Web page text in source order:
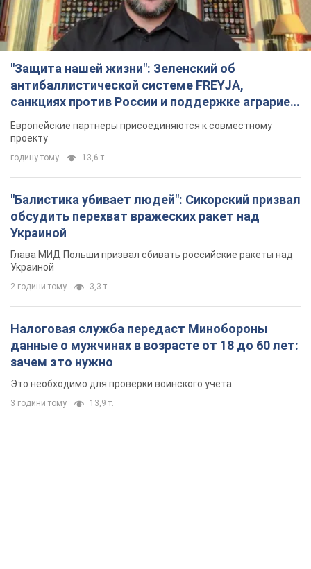
"Защита нашей жизни": Зеленский об
антибаллистической системе FREYJA,
санкциях против России и поддержке аграриев.
Видео
Европейские партнеры присоединяются к совместному
проекту
годину тому 13,6 т.
"Балистика убивает людей": Сикорский призвал
обсудить перехват вражеских ракет над
Украиной
Глава МИД Польши призвал сбивать российские ракеты над
Украиной
2 години тому 3,3 т.
Налоговая служба передаст Минобороны
данные о мужчинах в возрасте от 18 до 60 лет:
зачем это нужно
Это необходимо для проверки воинского учета
3 години тому 13,9 т.